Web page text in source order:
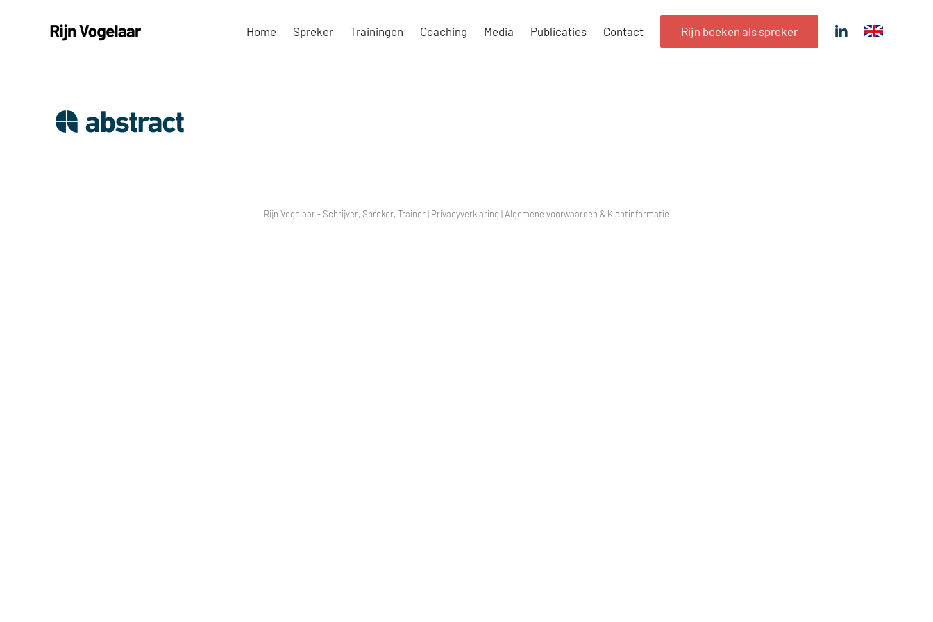
Home Spreker Trainingen Coaching Media Publicaties Contact Rijn boeken als spreker
Rijn Vogelaar - Schrijver, Spreker, Trainer | Privacyverklaring | Algemene voorwaarden & Klantinformatie